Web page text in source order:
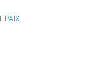
PAIX